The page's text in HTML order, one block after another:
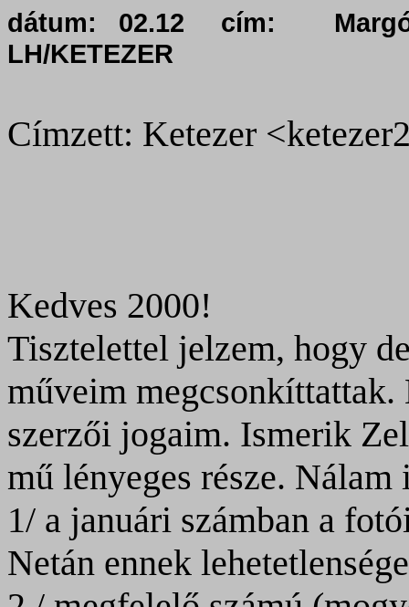
dátum: 02.12 cím:
LH/KETEZER
Címzett: Ketezer
Kedves 2000!
Tisztelettel jelzem, hogy
műveim
szerzői jogaim. Ismerik
mű lényeges része. Nálam
1/ a januári számban a
Netán ennek